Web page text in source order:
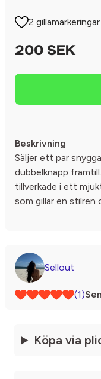
2 gillamarkeringar
200 SEK
Beskrivning
Säljer ett par
dubbelknapp
tillverkade i ett
som gillar en stilren
Sellout
(1)
Köpa via